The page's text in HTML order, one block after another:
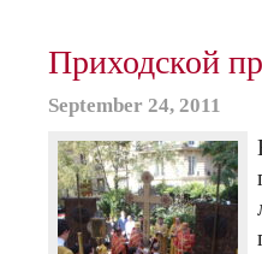
Приходской
September 24, 2011